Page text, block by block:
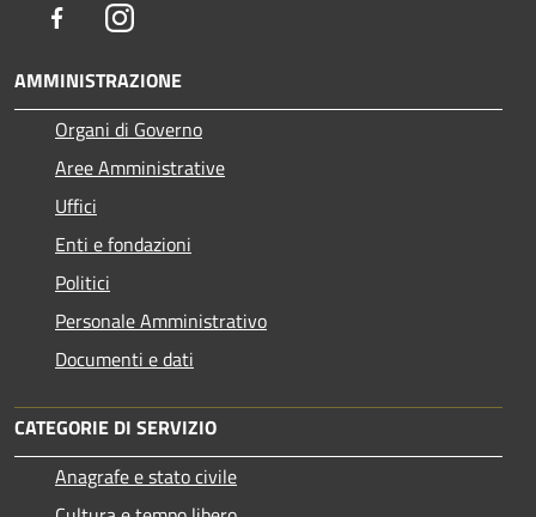
FacebookInstagram
AMMINISTRAZIONE
Organi di Governo
Aree Amministrative
Uffici
Enti e fondazioni
Politici
Personale Amministrativo
Documenti e dati
CATEGORIE DI SERVIZIO
Anagrafe e stato civile